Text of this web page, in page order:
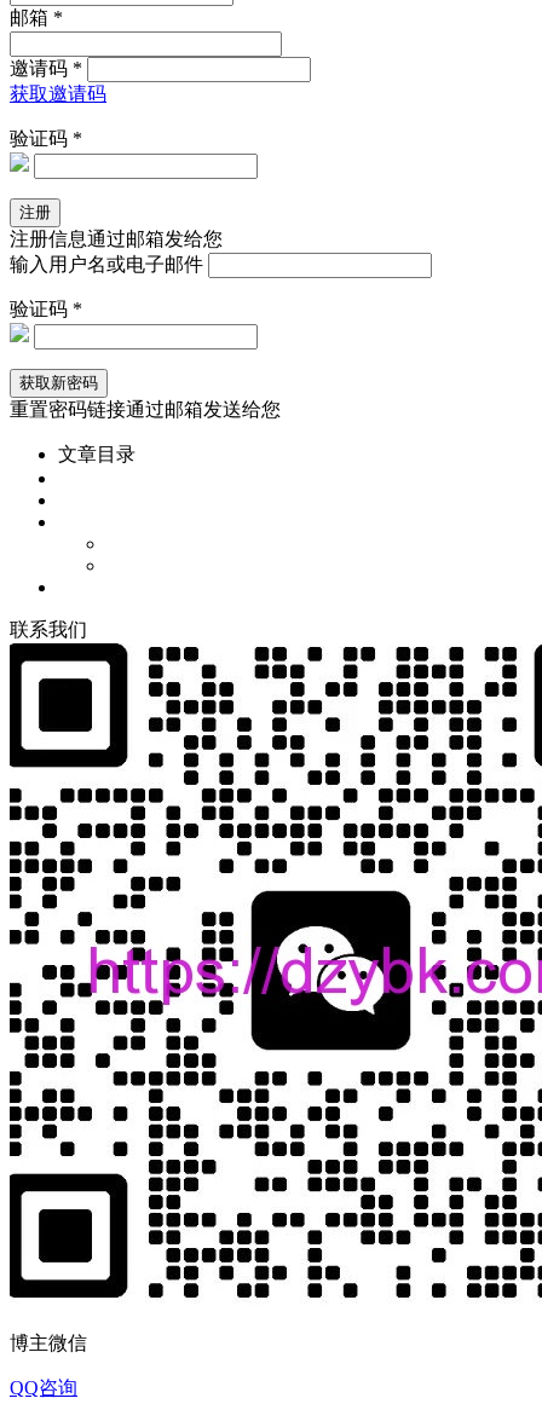
邮箱 *
邀请码 *
获取邀请码
验证码 *
注册信息通过邮箱发给您
输入用户名或电子邮件
验证码 *
重置密码链接通过邮箱发送给您
文章目录
联系我们
博主微信
QQ咨询